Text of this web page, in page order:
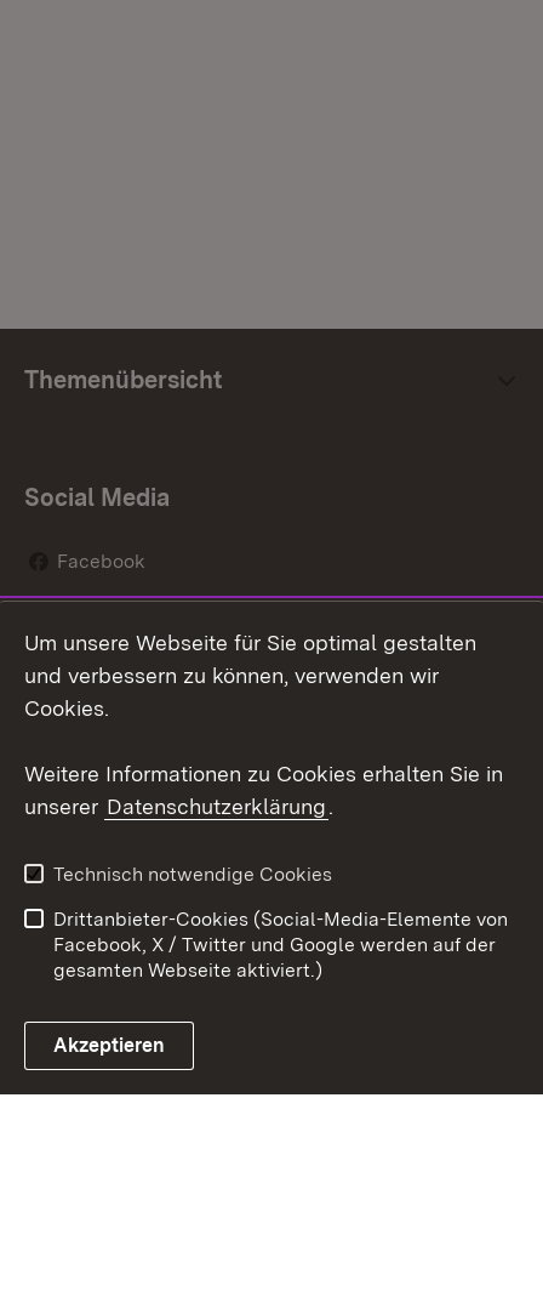
Themenübersicht
Social Media
Facebook
Social Wall
Youtube
Link zum Landesportal
Kontakt
Datenschutz
Barrierefreiheit
Impressum Cookies
Um unsere Webseite für Sie optimal gestalten
und verbessern zu können, verwenden wir
Cookies.
Weitere Informationen zu Cookies erhalten Sie in
unserer Datenschutzerklärung.
Technisch notwendige Cookies
Drittanbieter-Cookies (Social-Media-Elemente von
Facebook, X / Twitter und Google werden auf der
gesamten Webseite aktiviert.)
Akzeptieren